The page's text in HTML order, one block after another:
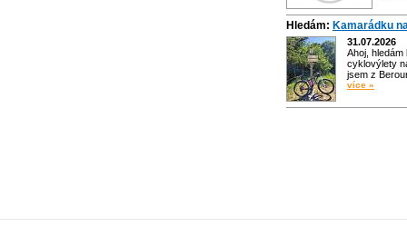
Hledám: Kamarádku
31.07.2026
Ahoj,
cyklovýlety
jsem z
více »